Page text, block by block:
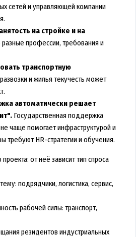
сетей и управляющей компании
на стройке и на
профессии, требования и
транспортную
и жилья текучесть может
автоматически решает
Государственная поддержка
чаще помогает инфраструктурой и
требуют HR-стратегии и обучения.
от неё зависит тип спроса
подрядчики, логистика, сервис,
рабочей силы: транспорт,
резидентов индустриальных